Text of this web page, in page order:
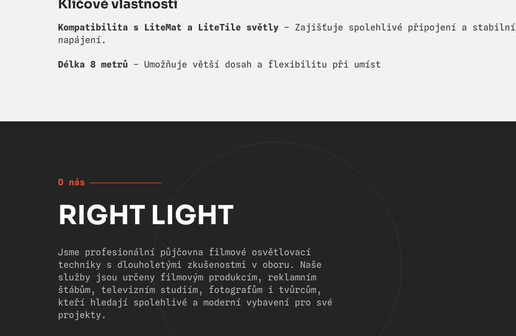
Klíčové vlastnosti
Kompatibilita s LiteMat a LiteTile světly – Zajišťuje spolehlivé připojení a stabilní
napájení.
Délka 8 metrů – Umožňuje větší dosah a flexibilitu při umíst
O nás
RIGHT LIGHT
Jsme profesionální půjčovna filmové osvětlovací
techniky s dlouholetými zkušenostmi v oboru. Naše
služby jsou určeny filmovým produkcím, reklamním
štábům, televizním studiím, fotografům i tvůrcům,
kteří hledají spolehlivé a moderní vybavení pro své
projekty.